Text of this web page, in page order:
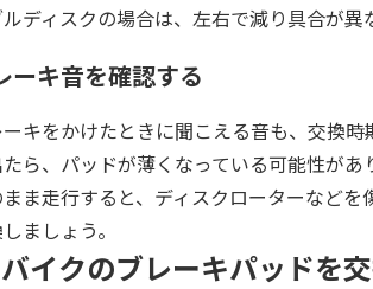
ディスクの場合は、左右で減り具合が
ーキ音を確認する
ーキをかけたときに聞こえる音も、交換
ら、パッドが薄くなっている可能性があ
まま走行すると、ディスクローターなど
ましょう。
バイクのブレーキパッドを